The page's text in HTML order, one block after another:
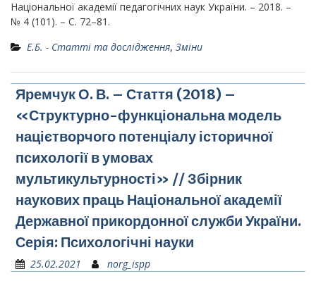
Національної академії педагогічних наук України. – 2018. –
№ 4 (101). – С. 72–81.
Е.Б. - Статті та дослідження, Зміни
Яремчук О. В. – Стаття (2018) –
«Структурно-функціональна модель
націєтворчого потенціалу історичної
психології в умовах
мультикультурності» // Збірник
наукових праць Національної академії
Державної прикордонної служби України.
Серія: Психологічні науки
25.02.2021 norg_ispp